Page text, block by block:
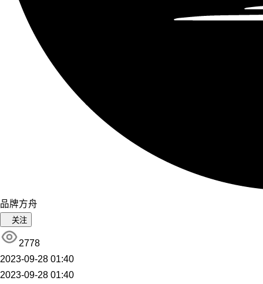
品牌方舟
关注
2778
2023-09-28 01:40
2023-09-28 01:40